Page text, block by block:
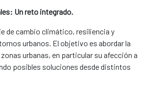
Un reto integrado.
de cambio climático, resiliencia y
urbanos. El objetivo es abordar la
urbanas, en particular su afección a
posibles soluciones desde distintos